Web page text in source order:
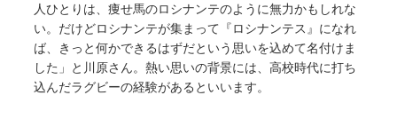
人ひとりは、痩せ馬のロシナンテのように無力かもしれな
い。だけどロシナンテが集まって『ロシナンテス』になれ
ば、きっと何かできるはずだという思いを込めて名付けま
した」と川原さん。熱い思いの背景には、高校時代に打ち
込んだラグビーの経験があるといいます。